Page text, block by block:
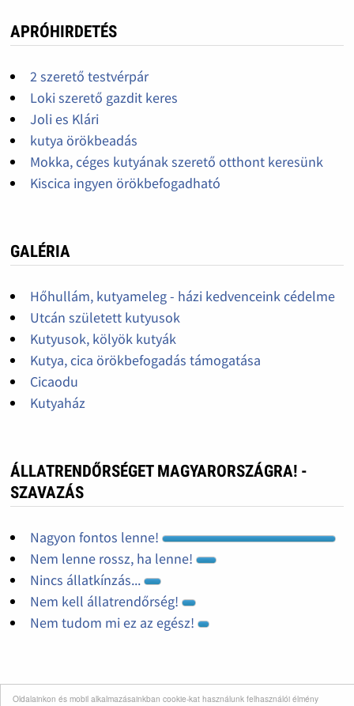
Oldalainkon és mobil alkalmazásainkban cookie-kat használunk felhasználói élmény
APRÓHIRDETÉS
2 szerető testvérpár
Loki szerető gazdit keres
Joli es Klári
kutya örökbeadás
Mokka, céges kutyának szerető otthont keresünk
Kiscica ingyen örökbefogadható
GALÉRIA
Hőhullám, kutyameleg - házi kedvenceink cédelme
Utcán született kutyusok
Kutyusok, kölyök kutyák
Kutya, cica örökbefogadás támogatása
Cicaodu
Kutyaház
ÁLLATRENDŐRSÉGET MAGYARORSZÁGRA! -
SZAVAZÁS
Nagyon fontos lenne!
Nem lenne rossz, ha lenne!
Nincs állatkínzás...
Nem kell állatrendőrség!
Nem tudom mi ez az egész!